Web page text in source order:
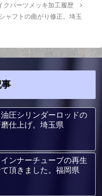
クパーツメッキ加工履歴
ャフトの曲がり修正。埼玉
事
油圧シリンダーロッドの
仕上げ。埼玉県
インナーチューブの再生
頂きました。福岡県